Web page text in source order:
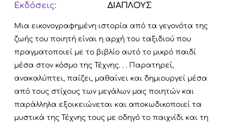
Εκδόσεις:
ΔΙΑΠΛΟΥΣ
Μια εικονογραφημένη ιστορία από τα γεγονότα της
ζωής του ποιητή είναι η αρχή του ταξιδιού που
πραγματοποιεί με το βιβλίο αυτό το μικρό παιδί
μέσα στον κόσμο της Τέχνης. . . Παρατηρεί,
ανακαλύπτει, παίζει, μαθαίνει και δημιουργεί μέσα
από τους στίχους των μεγάλων μας ποιητών και
παράλληλα εξοικειώνεται και αποκωδικοποιεί τα
μυστικά της Τέχνης τους με οδηγό το παιχνίδι και τη